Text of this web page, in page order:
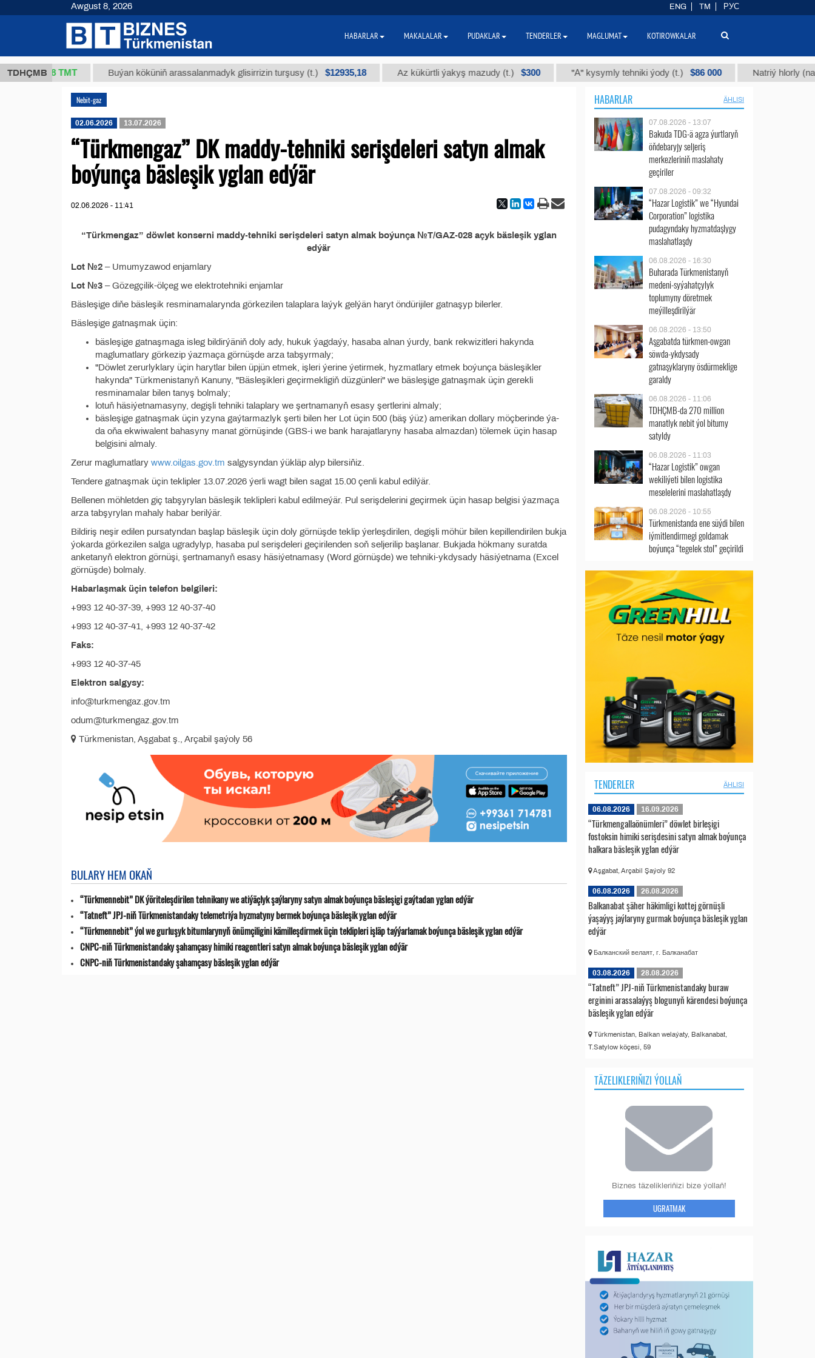
TDHÇMB
37,8 ТМТ Buýan köküniň arassalanmadyk glisirrizin turşusy (t.) $12935,18 Az kükürtli ýakyş mazudy (t.) $300 "А" kysymly tehniki ýody (t.) $86 000 Natriý hlorly (nahar
Nebit-gaz
02.06.2026 13.07.2026
“Türkmengaz” DK maddy-tehniki serişdeleri satyn almak
boýunça bäsleşik yglan edýär
02.06.2026 - 11:41
“Türkmengaz” döwlet konserni maddy-tehniki serişdeleri satyn almak boýunça №T/GAZ-028 açyk bäsleşik yglan
edýär
Lot №2 – Umumyzawod enjamlary
Lot №3 – Gözegçilik-ölçeg we elektrotehniki enjamlar
Bäsleşige diňe bäsleşik resminamalarynda görkezilen talaplara laýyk gelýän haryt öndürijiler gatnaşyp bilerler.
Bäsleşige gatnaşmak üçin:
bäsleşige gatnaşmaga isleg bildirýäniň doly ady, hukuk ýagdaýy, hasaba alnan ýurdy, bank rekwizitleri hakynda
maglumatlary görkezip ýazmaça görnüşde arza tabşyrmaly;
"Döwlet zerurlyklary üçin harytlar bilen üpjün etmek, işleri ýerine ýetirmek, hyzmatlary etmek boýunça bäsleşikler
hakynda" Türkmenistanyň Kanuny, "Bäsleşikleri geçirmekligiň düzgünleri" we bäsleşige gatnaşmak üçin gerekli
resminamalar bilen tanyş bolmaly;
lotuň häsiýetnamasyny, degişli tehniki talaplary we şertnamanyň esasy şertlerini almaly;
bäsleşige gatnaşmak üçin yzyna gaýtarmazlyk şerti bilen her Lot üçin 500 (bäş ýüz) amerikan dollary möçberinde ýa-
da oňa ekwiwalent bahasyny manat görnüşinde (GBS-i we bank harajatlaryny hasaba almazdan) tölemek üçin hasap
belgisini almaly.
Zerur maglumatlary www.oilgas.gov.tm salgysyndan ýükläp alyp bilersiňiz.
Tendere gatnaşmak üçin teklipler 13.07.2026 ýerli wagt bilen sagat 15.00 çenli kabul edilýär.
Bellenen möhletden giç tabşyrylan bäsleşik teklipleri kabul edilmeýär. Pul serişdelerini geçirmek üçin hasap belgisi ýazmaça
arza tabşyrylan mahaly habar berilýär.
Bildiriş neşir edilen pursatyndan başlap bäsleşik üçin doly görnüşde teklip ýerleşdirilen, degişli möhür bilen kepillendirilen bukja
ýokarda görkezilen salga ugradylyp, hasaba pul serişdeleri geçirilenden soň seljerilip başlanar. Bukjada hökmany suratda
anketanyň elektron görnüşi, şertnamanyň esasy häsiýetnamasy (Word görnüşde) we tehniki-ykdysady häsiýetnama (Excel
görnüşde) bolmaly.
Habarlaşmak üçin telefon belgileri:
+993 12 40-37-39, +993 12 40-37-40
+993 12 40-37-41, +993 12 40-37-42
Faks:
+993 12 40-37-45
Elektron salgysy:
info@turkmengaz.gov.tm
odum@turkmengaz.gov.tm
Türkmenistan, Aşgabat ş., Arçabil şaýoly 56
BULARY HEM OKAŇ
“Türkmennebit” DK ýöriteleşdirilen tehnikany we atiýäçlyk şaýlaryny satyn almak boýunça bäsleşigi gaýtadan yglan edýär
“Tatneft” JPJ-niň Türkmenistandaky telemetriýa hyzmatyny bermek boýunça bäsleşik yglan edýär
“Türkmennebit” ýol we gurluşyk bitumlarynyň önümçiligini kämilleşdirmek üçin teklipleri işläp taýýarlamak boýunça bäsleşik yglan edýär
CNPC-niň Türkmenistandaky şahamçasy himiki reagentleri satyn almak boýunça bäsleşik yglan edýär
CNPC-niň Türkmenistandaky şahamçasy bäsleşik yglan edýär
HABARLAR ÄHLISI
07.08.2026 - 13:07
Bakuda TDG-ä agza ýurtlaryň
öňdebaryjy seljeriş
merkezleriniň maslahaty
geçiriler
07.08.2026 - 09:32
“Hazar Logistik” we “Hyundai
Corporation” logistika
pudagyndaky hyzmatdaşlygy
maslahatlaşdy
06.08.2026 - 16:30
Buharada Türkmenistanyň
medeni-syýahatçylyk
toplumyny döretmek
meýilleşdirilýär
06.08.2026 - 13:50
Aşgabatda türkmen-owgan
söwda-ykdysady
gatnaşyklaryny ösdürmeklige
garaldy
06.08.2026 - 11:06
TDHÇMB-da 270 million
manatlyk nebit ýol bitumy
satyldy
06.08.2026 - 11:03
“Hazar Logistik” owgan
wekiliýeti bilen logistika
meselelerini maslahatlaşdy
06.08.2026 - 10:55
Türkmenistanda ene süýdi bilen
iýmitlendirmegi goldamak
boýunça “tegelek stol” geçirildi
TENDERLER ÄHLISI
06.08.2026 16.09.2026
“Türkmengallaönümleri” döwlet birleşigi
fostoksin himiki serişdesini satyn almak boýunça
halkara bäsleşik yglan edýär
Aşgabat, Arçabil Şaýoly 92
06.08.2026 26.08.2026
Balkanabat şäher häkimligi kottej görnüşli
ýaşaýyş jaýlaryny gurmak boýunça bäsleşik yglan
edýär
Балканский велаят, г. Балканабат
03.08.2026 28.08.2026
“Tatneft” JPJ-niň Türkmenistandaky buraw
erginini arassalaýyş blogunyň kärendesi boýunça
bäsleşik yglan edýär
Türkmenistan, Balkan welaýaty, Balkanabat,
T.Satylow köçesi, 59
TÄZELIKLERIŇIZI ÝOLLAŇ
Biznes täzelikleriňizi bize ýollaň!
UGRATMAK
Awgust 8, 2026 ENG TM РУС
HABARLAR MAKALALAR PUDAKLAR TENDERLER MAGLUMAT KOTIROWKALAR